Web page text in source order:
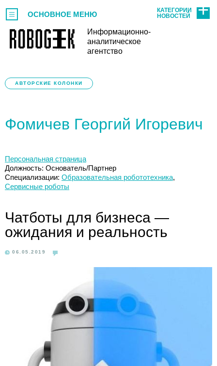
Информационно-
аналитическое
агентство
ОСНОВНОЕ МЕНЮ
КАТЕГОРИИ
НОВОСТЕЙ
АВТОРСКИЕ КОЛОНКИ
Фомичев Георгий Игоревич
Персональная страница
Должность: Основатель/Партнер
Специализации: Образовательная робототехника,
Сервисные роботы
Чатботы для бизнеса —
ожидания и реальность
06.05.2019